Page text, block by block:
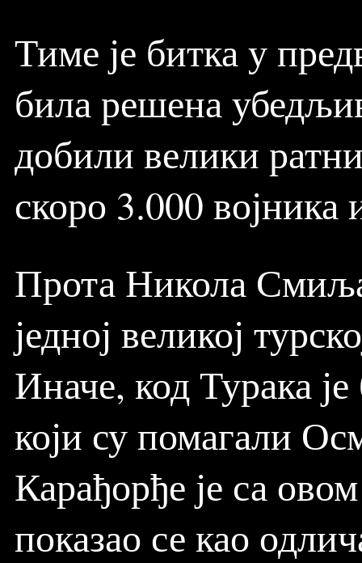
Тиме је битка у
била решена
добили велики
скоро 3.000
Прота Никола
једној великој
Иначе, код Турака
који су помагали
Карађорђе је са
показао се као